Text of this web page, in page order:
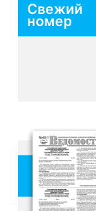
Свежий
номер